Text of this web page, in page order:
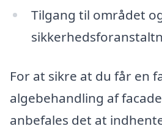
Tilgang til området
For at sikre at du får en
algebehandling af
anbefales det at